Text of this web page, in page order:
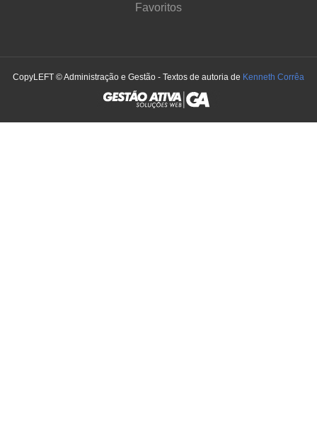
Favoritos
CopyLEFT © Administração e Gestão - Textos de autoria de Kenneth Corrêa